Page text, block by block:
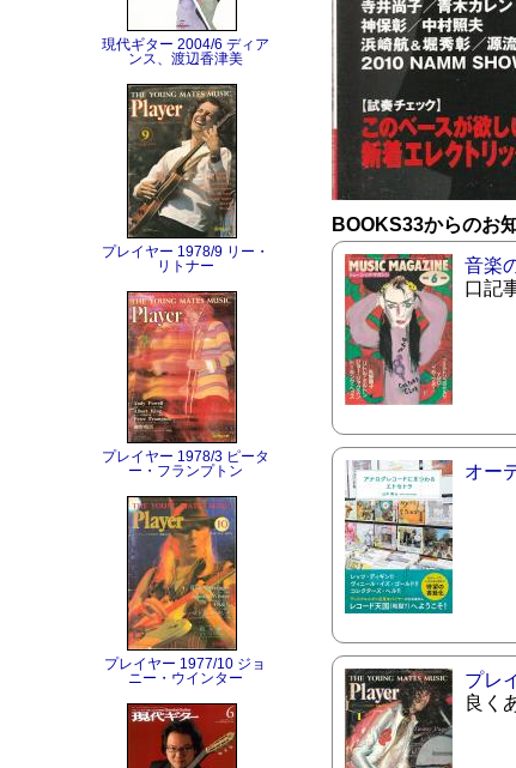
現代ギター 2004/6 ディア
ンス、渡辺香津美
プレイヤー 1978/9 リー・
リトナー
プレイヤー 1978/3 ピータ
ー・フランプトン
プレイヤー 1977/10 ジョ
ニー・ウインター
BOOKS33からのお
音楽
口記
オー
プレ
良く